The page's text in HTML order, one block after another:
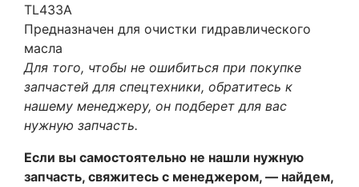
TL433A
Предназначен для очистки гидравлического
масла
Для того, чтобы не ошибиться при покупке
запчастей для спецтехники, обратитесь к
нашему менеджеру, он подберет для вас
нужную запчасть.
Если вы самостоятельно не нашли нужную
запчасть, свяжитесь с менеджером, — найдем,